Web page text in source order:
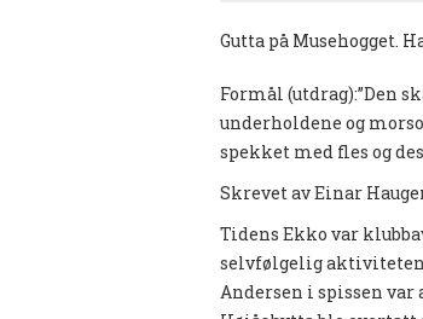
Gutta på Musehogget.
Formål (utdrag):”Den
underholdene og
spekket med fles og
Skrevet av Einar
Tidens Ekko var
selvfølgelig aktiviteten
Andersen i spissen